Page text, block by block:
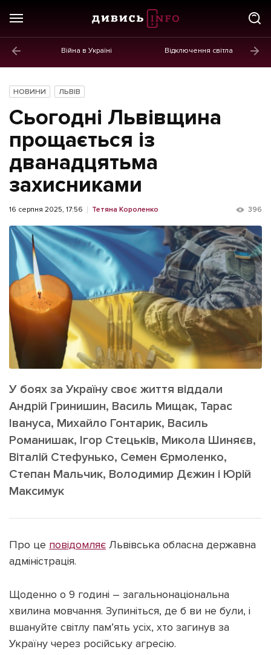
Війна в Україні Відключення світла
Новини
Політика
Економіка
Бізнес
Життя
Культура
Афіша
ІНШЕ
Інтерв'ю
Картки
Репортаж
Розслідування
Лонгріди
Прес-релізи
Фото/Відео
Made in Lviv
Зв'язатися з нами
[email protected] Реклама на сайті
Наші соц мережі
Підтримати dyvys.info
НОВИНИ ЛЬВІВ
Сьогодні Львівщина
прощається із
дванадцятьма
захисниками
16 серпня 2025, 17:56 Тетяна Короленко 396
У боях за Україну своє життя віддали
Андрій Гринишин, Василь Мищак, Тарас
Івануса, Михайло Гонтарик, Василь
Романишак, Ігор Стецьків, Микола Шиняєв,
Віталій Стефунько, Семен Єрмоленко,
Степан Мальчик, Володимир Дєжин і Юрій
Максимук
Про це повідомляє Львівська обласна державна
адміністрація.
Щоденно о 9 годині – загальнонаціональна
хвилина мовчання. Зупиніться, де б ви не були, і
вшануйте світлу пам’ять усіх, хто загинув за
Україну через російську агресію.